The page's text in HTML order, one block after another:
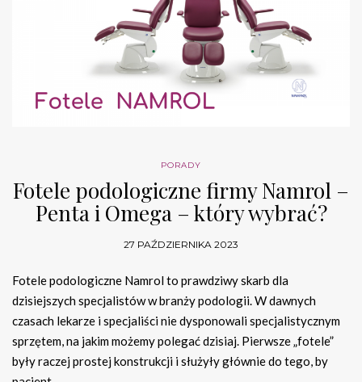
PORADY
Fotele podologiczne firmy Namrol –
Penta i Omega – który wybrać?
27 PAŹDZIERNIKA 2023
Fotele podologiczne Namrol to prawdziwy skarb dla
dzisiejszych specjalistów w branży podologii. W dawnych
czasach lekarze i specjaliści nie dysponowali specjalistycznym
sprzętem, na jakim możemy polegać dzisiaj. Pierwsze „fotele”
były raczej prostej konstrukcji i służyły głównie do tego, by